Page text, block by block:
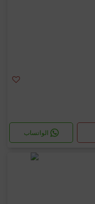
الواتساب